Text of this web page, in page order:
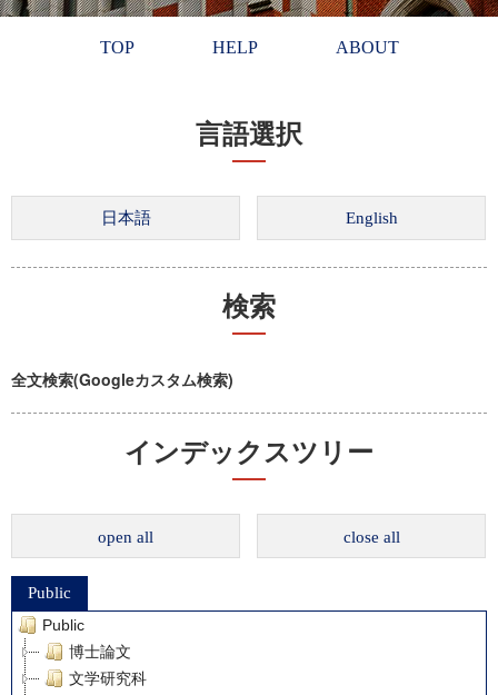
TOP HELP ABOUT
言語選択
検索
全文検索(Googleカスタム検索)
インデックスツリー
open all close all
Public
Public
博士論文
文学研究科